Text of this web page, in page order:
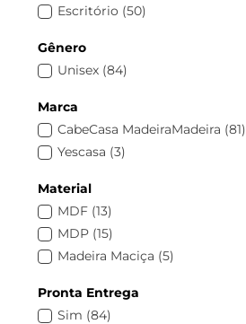
Escritório (50)
Gênero
Unisex (84)
Marca
CabeCasa MadeiraMadeira (81)
Yescasa (3)
Material
MDF (13)
MDP (15)
Madeira Maciça (5)
Pronta Entrega
Sim (84)